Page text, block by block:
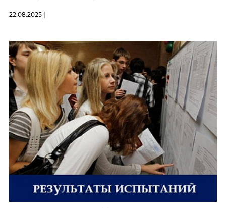
22.08.2025 |